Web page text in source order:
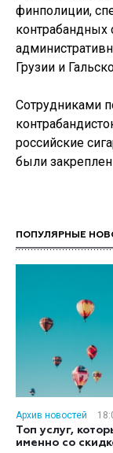
финполиции,
контрабандных
Грузии и
Сотрудниками
российские
были
ПОПУЛЯРНЫЕ
Архив новостей
Топ услуг,
именно со